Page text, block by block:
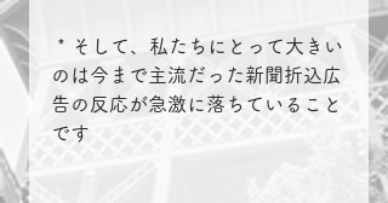
のは今まで主流だった新聞折込広
告の反応が急激に落ちていること
です